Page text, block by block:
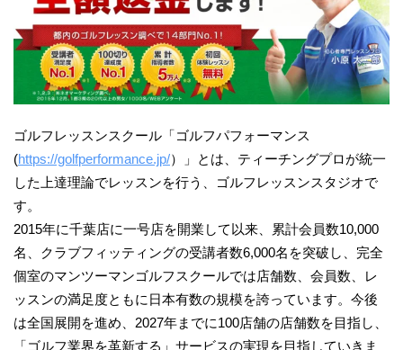
ゴルフレッスンスクール「ゴルフパフォーマンス
(https://golfperformance.jp/）」とは、ティーチングプロが統一
した上達理論でレッスンを行う、ゴルフレッスンスタジオで
す。
2015年に千葉店に一号店を開業して以来、累計会員数10,000
名、クラブフィッティングの受講者数6,000名を突破し、完全
個室のマンツーマンゴルフスクールでは店舗数、会員数、レ
ッスンの満足度ともに日本有数の規模を誇っています。今後
は全国展開を進め、2027年までに100店舗の店舗数を目指し、
「ゴルフ業界を革新する」サービスの実現を目指していきま